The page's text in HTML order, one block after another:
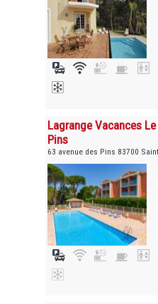
Lagrange Vacances
Pins
63 avenue des Pins 83700